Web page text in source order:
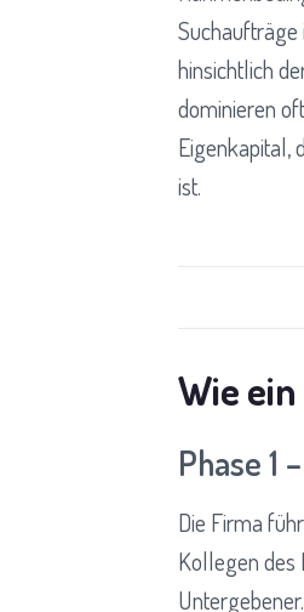
Suchaufträge
hinsichtlich
dominieren
Eigenkapital,
ist.
Wie
Phase 1
Die Firma
Kollegen des